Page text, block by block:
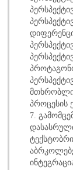
პროცესის
7.